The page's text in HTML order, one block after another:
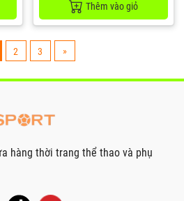
Thêm vào giỏ
2 3 »
hàng thời trang thể thao và phụ